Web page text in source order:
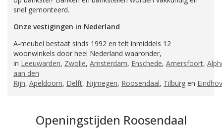
snel gemonteerd.
Onze vestigingen in Nederland
A-meubel bestaat sinds 1992 en telt inmiddels 12
woonwinkels door heel Nederland waaronder,
in Leeuwarden, Zwolle, Amsterdam, Enschede, Amersfoort,
aan den
Rijn, Apeldoorn, Delft, Nijmegen, Roosendaal, Tilburg en
Openingstijden Roosendaal